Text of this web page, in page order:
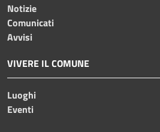
Notizie
Comunicati
Avvisi
VIVERE IL COMUNE
Luoghi
Eventi